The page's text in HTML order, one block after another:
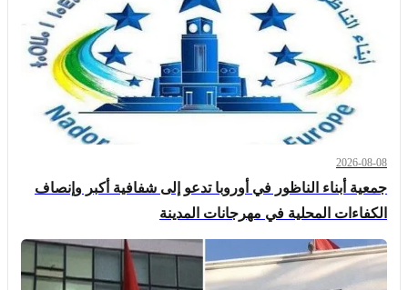
2026-08-08
جمعية أبناء الناظور في أوروبا تدعو إلى شفافية أكبر وإنصاف
الكفاءات المحلية في مهرجانات المدينة